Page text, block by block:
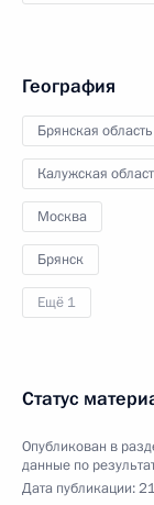
География
Брянская область
Калужская
Москва
Брянск
Ещё 1
Статус
Опубликован в
данные по
Дата публикации: